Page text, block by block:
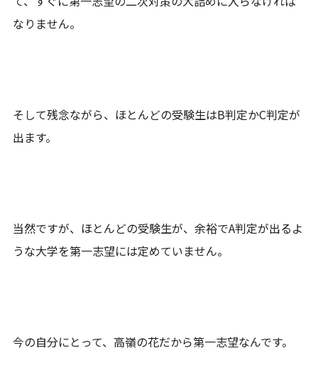
なりません。
そして残念ながら、ほとんどの受験生はB判定かC判定が
出ます。
当然ですが、ほとんどの受験生が、余裕でA判定が出るよ
うな大学を第一志望には定めていません。
今の自分にとって、高嶺の花だから第一志望なんです。